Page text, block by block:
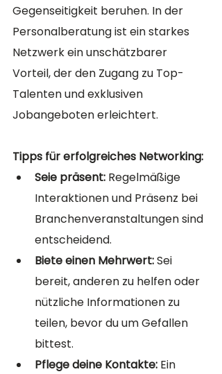
Gegenseitigkeit beruhen. In der
Personalberatung ist ein starkes
Netzwerk ein unschätzbarer
Vorteil, der den Zugang zu Top-
Talenten und exklusiven
Jobangeboten erleichtert.
Tipps für erfolgreiches Networking:
Seie präsent: Regelmäßige
Interaktionen und Präsenz bei
Branchenveranstaltungen sind
entscheidend.
Biete einen Mehrwert: Sei
bereit, anderen zu helfen oder
nützliche Informationen zu
teilen, bevor du um Gefallen
bittest.
Pflege deine Kontakte: Ein